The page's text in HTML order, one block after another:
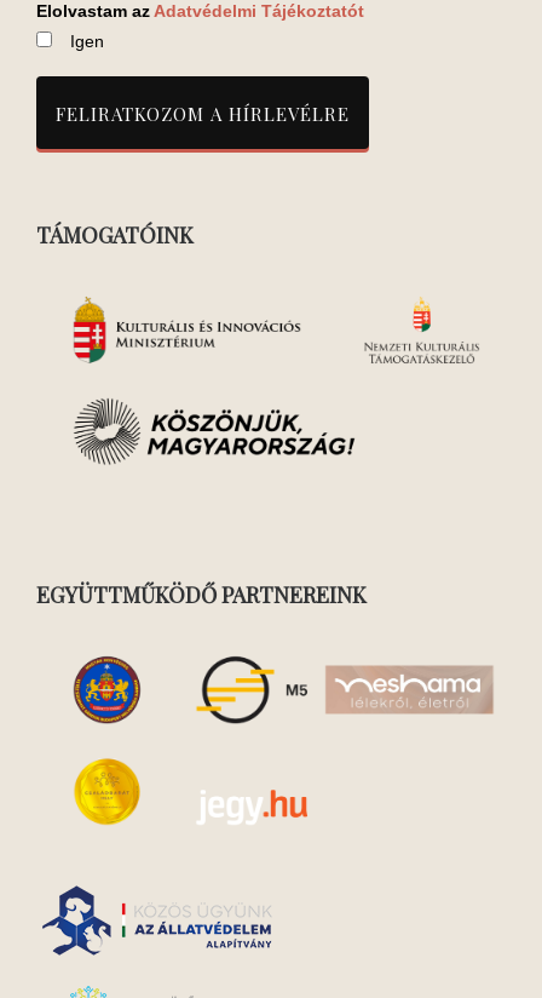
Elolvastam azAdatvédelmi Tájékoztatót
Igen
TÁMOGATÓINK
EGYÜTTMŰKÖDŐ PARTNEREINK